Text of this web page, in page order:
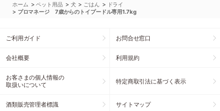
ホーム >ペット用品 > 犬 > ごはん > ドライ
> プロマネージ 7歳からのトイプードル専用1.7kg
ご利用ガイド お問合せ窓口
会社概要 利用規約
お客さまの個人情報の
取扱いについて
特定商取引法に基づく表示
酒類販売管理者標識 サイトマップ